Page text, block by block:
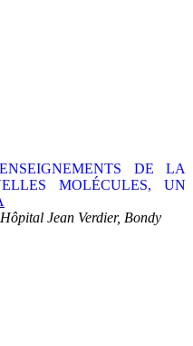
DE LA
MOLÉCULES, UN
Jean Verdier, Bondy